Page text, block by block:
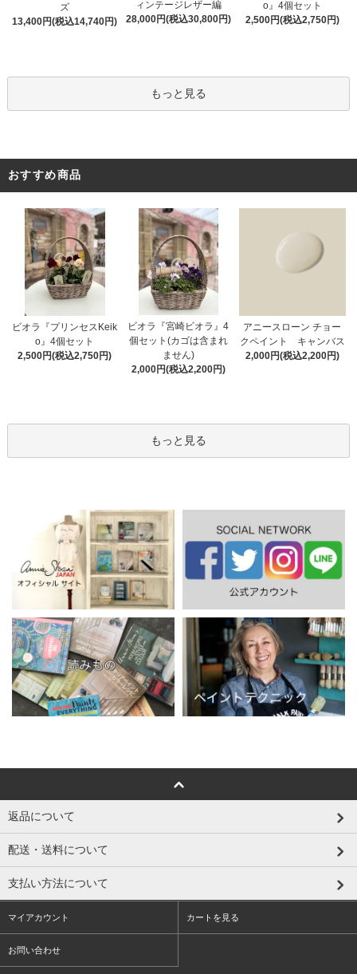
ズ
13,400円(税込14,740円)
ィンテージレザー編
28,000円(税込30,800円)
o』4個セット
2,500円(税込2,750円)
もっと見る
おすすめ商品
ビオラ『プリンセスKeik
o』4個セット
2,500円(税込2,750円)
ビオラ『宮崎ビオラ』4
個セット(カゴは含まれ
ません)
2,000円(税込2,200円)
アニースローン チョー
クペイント キャンバス
2,000円(税込2,200円)
もっと見る
返品について
配送・送料について
支払い方法について
マイアカウント カートを見る
お問い合わせ